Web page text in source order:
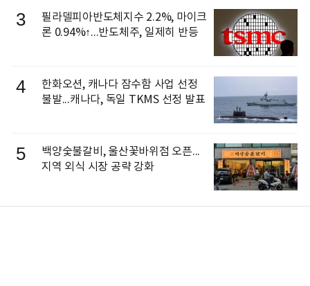
3
필라델피아반도체지수 2.2%, 마이크
론 0.94%↑...반도체주, 일제히 반등
4
한화오션, 캐나다 잠수함 사업 선정
불발...캐나다, 독일 TKMS 선정 발표
5
백양숯불갈비, 울산꽃바위점 오픈...
지역 외식 시장 공략 강화